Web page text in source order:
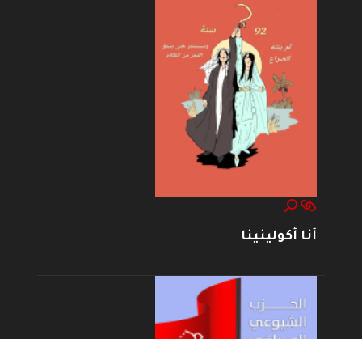
أنا أكولينينا